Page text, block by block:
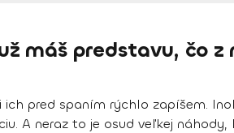
máš predstavu, čo z
pred spaním rýchlo zapíšem.
A neraz to je osud veľkej náhody,